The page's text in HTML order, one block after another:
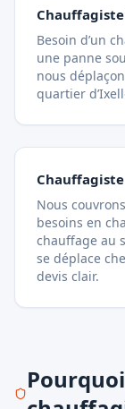
Besoin d’un
une panne
nous
quartier
Nous
besoins en
chauffage au
se déplace
devis clair.